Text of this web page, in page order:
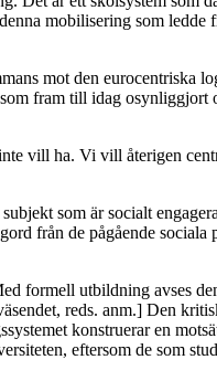
mobilisering som ledde
mot den eurocentriska
fram till idag osynliggjort
vill ha. Vi vill återigen
som är socialt
från de pågående sociala
formell utbildning avses
reds. anm.] Den
konstruerar en
eftersom de som